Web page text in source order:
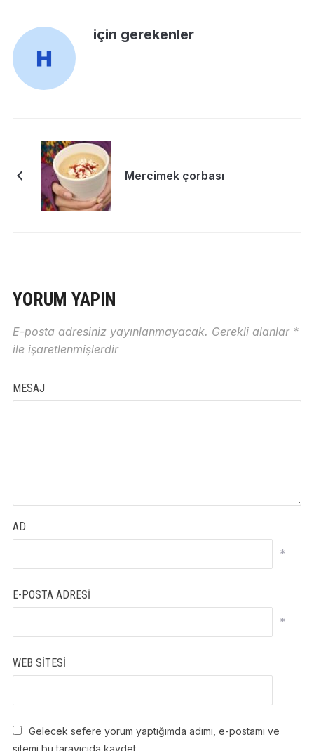
için gerekenler
Mercimek çorbası
YORUM YAPIN
E-posta adresiniz yayınlanmayacak. Gerekli alanlar *
ile işaretlenmişlerdir
MESAJ
AD
*
E-POSTA ADRESI
*
WEB SITESI
Gelecek sefere yorum yaptığımda adımı, e-postamı ve
sitemi bu tarayıcıda kaydet.